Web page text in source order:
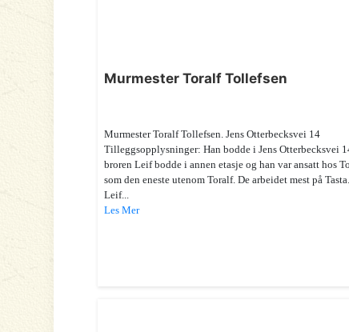
Murmester Toralf Tollefsen
Murmester Toralf Tollefsen. Jens Otterbecksvei 14
Tilleggsopplysninger: Han bodde i Jens Otterbecksvei
broren Leif bodde i annen etasje og han var ansatt hos
som den eneste utenom Toralf. De arbeidet mest på Tasta.
Leif...
Les Mer